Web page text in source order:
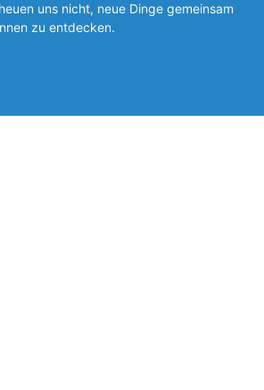
uns nicht, neue Dinge gemeinsam
zu entde­cken.